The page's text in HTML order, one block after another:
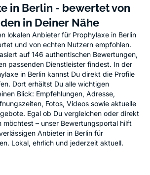
in Berlin - bewertet von
in Deiner Nähe
lokalen Anbieter für Prophylaxe in Berlin
und von echten Nutzern empfohlen.
auf 146 authentischen Bewertungen,
passenden Dienstleister findest. In der
in Berlin kannst Du direkt die Profile
Dort erhältst Du alle wichtigen
Blick: Empfehlungen, Adresse,
Fotos, Videos sowie aktuelle
Egal ob Du vergleichen oder direkt
möchtest – unser Bewertungsportal hilft
Anbieter in Berlin für
Lokal, ehrlich und jederzeit aktuell.